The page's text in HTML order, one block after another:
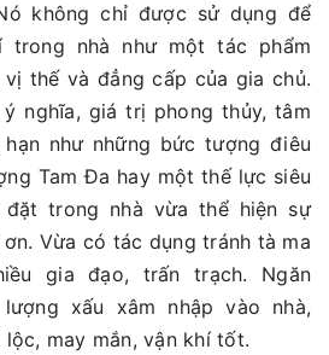
không chỉ được sử dụng để
trong nhà như một tác phẩm
thế và đẳng cấp của gia chủ.
nghĩa, giá trị phong thủy, tâm
hạn như những bức tượng điêu
Tam Đa hay một thế lực siêu
trong nhà vừa thể hiện sự
Vừa có tác dụng tránh tà ma
gia đạo, trấn trạch. Ngăn
xấu xâm nhập vào nhà,
may mắn, vận khí tốt.